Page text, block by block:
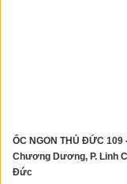
ỐC NGON THỦ ĐỨC 109
Chương Dương, P. Linh
Đức